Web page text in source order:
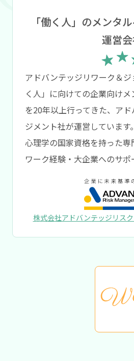
「働く人」のメンタ
運営
アドバンテッジリワーク＆
く人」に向けての企業向け
を20年以上行ってきた、ア
ジメント社が運営しています。
心理学の国家資格を持った
ワーク経験・大企業へのサポ
株式会社アドバンテッジリス